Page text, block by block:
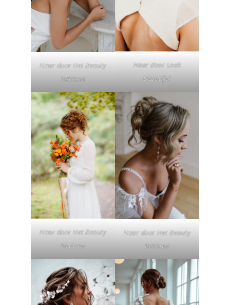
Haar door Het Beauty
Instituut
Haar door Look
Beautiful
Haar door Het Beauty
Instituut
Haar door Het Beauty
Instituut